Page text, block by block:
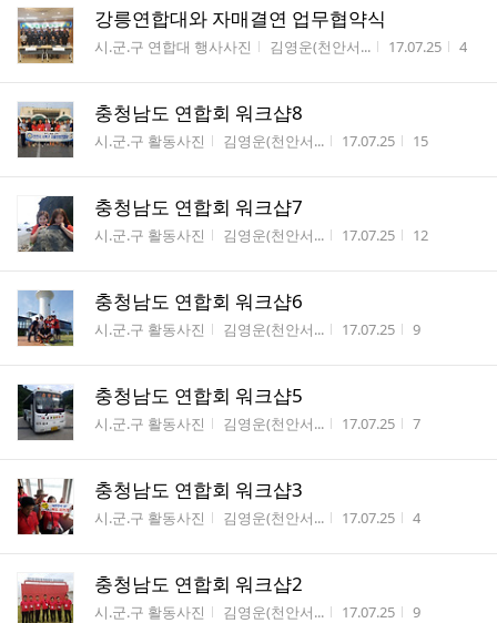
강릉연합대와 자매결연 업무협약식
게시판명
시.군.구 연합대 행사사진 작성자
김영운(천안서... 작성시간
17.07.25 조회
4
충청남도 연합회 워크샵8
게시판명
시.군.구 활동사진 작성자
김영운(천안서... 작성시간
17.07.25 조회수
15
충청남도 연합회 워크샵7
게시판명
시.군.구 활동사진 작성자
김영운(천안서... 작성시간
17.07.25 조회수
12
충청남도 연합회 워크샵6
게시판명
시.군.구 활동사진 작성자
김영운(천안서... 작성시간
17.07.25 조회수
9
충청남도 연합회 워크샵5
게시판명
시.군.구 활동사진 작성자
김영운(천안서... 작성시간
17.07.25 조회수
7
충청남도 연합회 워크샵3
게시판명
시.군.구 활동사진 작성자
김영운(천안서... 작성시간
17.07.25 조회수
4
충청남도 연합회 워크샵2
게시판명
시.군.구 활동사진 작성자
김영운(천안서... 작성시간
17.07.25 조회수
9